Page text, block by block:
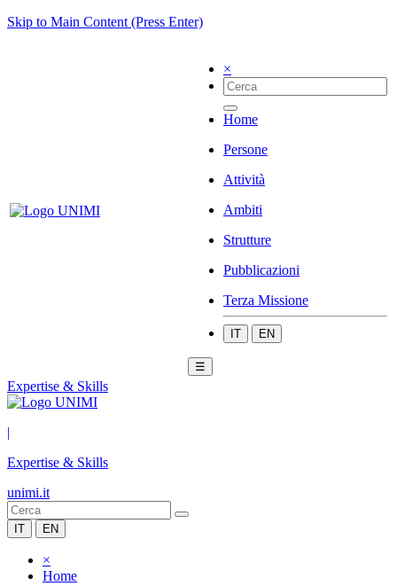
Skip to Main Content (Press Enter)
×
Home
Persone
Attività
Ambiti
Strutture
Pubblicazioni
Terza Missione
IT EN
☰
Expertise & Skills
|
Expertise & Skills
unimi.it
IT EN
×
Home